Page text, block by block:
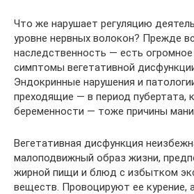
Что же нарушает регуляцию
уровне нервных волокон? Прежде
наследственность — есть
симптомы вегетативной
Эндокринные нарушения и
преходящие — в период пубертата,
беременности — тоже причины
Вегетативная дисфункция
малоподвижный образ жизни,
жирной пищи и блюд с избытком
веществ. Провоцируют ее курение,